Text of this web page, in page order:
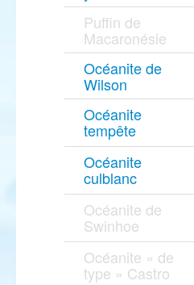
Puffin de
Macaronésie
Océanite de
Wilson
Océanite
tempête
Océanite
culblanc
Océanite de
Swinhoe
Océanite « de
type » Castro